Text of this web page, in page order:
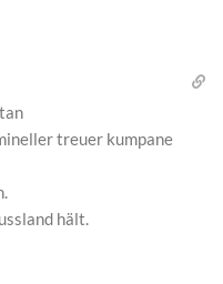
treuer kumpane
hält.